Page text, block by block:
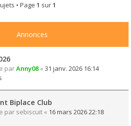
• Page 1 sur1
Annonces
parAnny08« 31 janv. 2026 16:14
Biplace Club
par sebiscuit « 16 mars 2026 22:18